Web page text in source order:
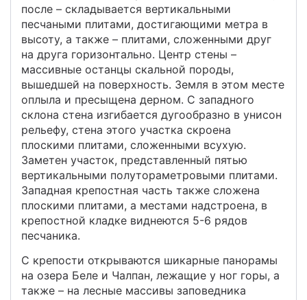
после – складывается вертикальными
песчаными плитами, достигающими метра в
высоту, а также – плитами, сложенными друг
на друга горизонтально. Центр стены –
массивные останцы скальной породы,
вышедшей на поверхность. Земля в этом месте
оплыла и пресыщена дерном. С западного
склона стена изгибается дугообразно в унисон
рельефу, стена этого участка скроена
плоскими плитами, сложенными всухую.
Заметен участок, представленный пятью
вертикальными полутораметровыми плитами.
Западная крепостная часть также сложена
плоскими плитами, а местами надстроена, в
крепостной кладке виднеются 5-6 рядов
песчаника.
С крепости открываются шикарные панорамы
на озера Беле и Чалпан, лежащие у ног горы, а
также – на лесные массивы заповедника